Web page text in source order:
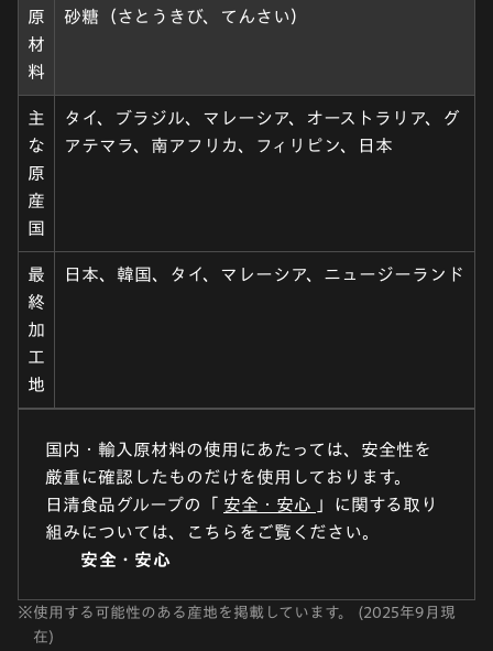
原
材
料
砂糖（さとうきび、てんさい）
主
な
原
産
国
タイ、ブラジル、マレーシア、オーストラリア、グ
アテマラ、南アフリカ、フィリピン、日本
最
終
加
工
地
日本、韓国、タイ、マレーシア、ニュージーランド
国内・輸入原材料の使用にあたっては、安全性を
厳重に確認したものだけを使用しております。
日清食品グループの「 安全・安心 」に関する取り
組みについては、こちらをご覧ください。
安全・安心
※使用する可能性のある産地を掲載しています。 (2025年9月現
在)